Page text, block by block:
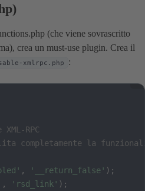
(che viene sovrascritto
crea un must-use plugin. Crea il
xmlrpc.php :
RPC
completamente la
, '__return_false' ) ;
, 'rsd_link' ) ;